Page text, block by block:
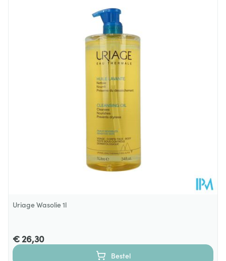
164 mm
73 mm
Kamertemperatuur (15°C - 25°C)
Uriage Wasolie 1l
€ 26,30
Bestel